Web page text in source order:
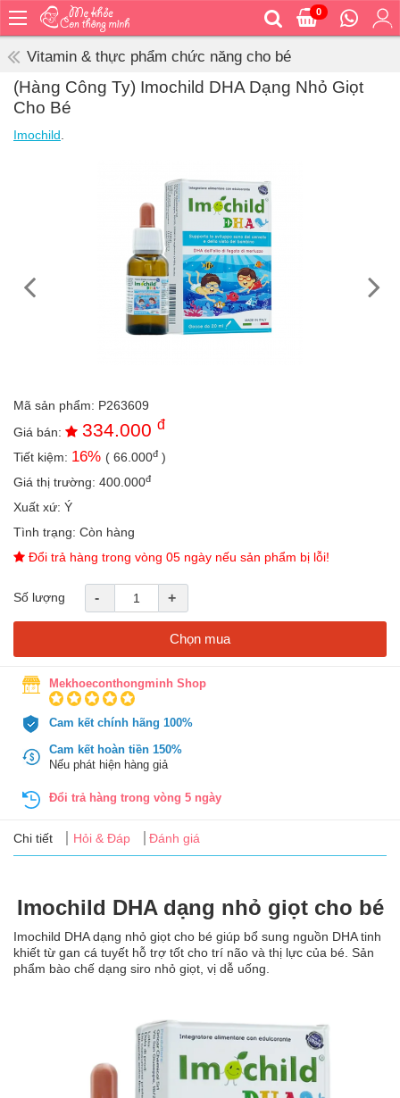
0
Bé
ăn
vệ
ngoài
an
toàn
Bé
tắm
Bé
mà
học
cho
bố
dùng
nhà
Tin
Vitamin & thực phẩm chức năng cho bé
(Hàng Công Ty) Imochild DHA Dạng Nhỏ Giọt
Cho Bé
Imochild
Mã sản phẩm: P263609
Giá bán:
334.000 đ
Tiết kiệm: 16% ( 66.000đ )
Giá thị trường: 400.000đ
Xuất xứ: Ý
Tình trạng: Còn hàng
Đổi trả hàng trong vòng 05 ngày nếu sản phẩm bị lỗi!
Số lượng - +
Chọn mua
Mekhoeconthongminh Shop
Cam kết chính hãng 100%
Cam kết hoàn tiền 150%
Nếu phát hiện hàng giả
Đổi trả hàng trong vòng 5 ngày
Chi tiết Hỏi & Đáp Đánh giá
Imochild DHA dạng nhỏ giọt cho bé
Imochild DHA dạng nhỏ giọt cho bé giúp bổ sung nguồn DHA tinh
khiết từ gan cá tuyết hỗ trợ tốt cho trí não và thị lực của bé. Sản
phẩm bào chế dạng siro nhỏ giọt, vị dễ uống.